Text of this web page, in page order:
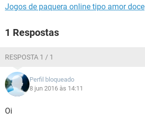
Jogos de paquera online tipo amor doce
1 Respostas
RESPOSTA 1 / 1
Perfil bloqueado
8 jun 2016 às 14:11
Oi